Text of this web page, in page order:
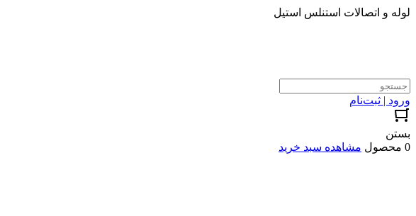
لوله و اتصالات استنلس استیل
ورود | ثبت‌نام
بستن
0 محصول
مشاهده سبد خرید